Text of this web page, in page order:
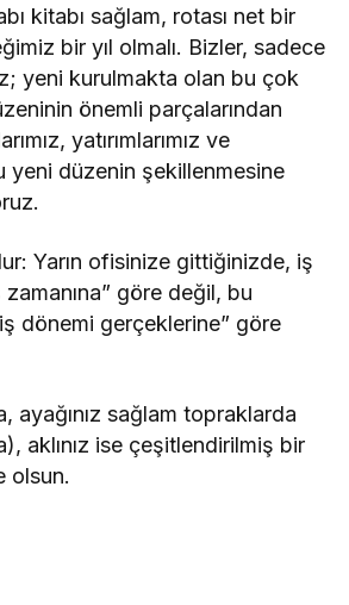
kitabı sağlam, rotası net bir
bir yıl olmalı. Bizler, sadece
yeni kurulmakta olan bu çok
önemli parçalarından
yatırımlarımız ve
yeni düzenin şekillenmesine
Yarın ofisinize gittiğinizde, iş
zamanına” göre değil, bu
dönemi gerçeklerine” göre
ayağınız sağlam topraklarda
aklınız ise çeşitlendirilmiş bir
olsun.